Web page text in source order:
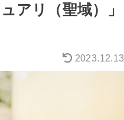
アリ（聖域）」
2023.12.13